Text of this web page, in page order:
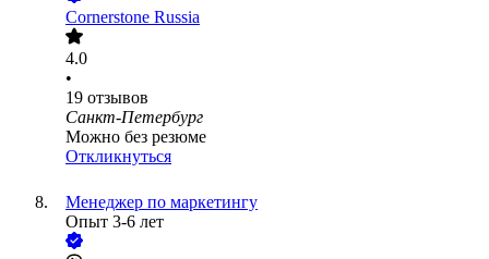
Cornerstone Russia
4.0
•
19 отзывов
Санкт-Петербург
Можно без резюме
Откликнуться
Менеджер по маркетингу
Опыт 3-6 лет